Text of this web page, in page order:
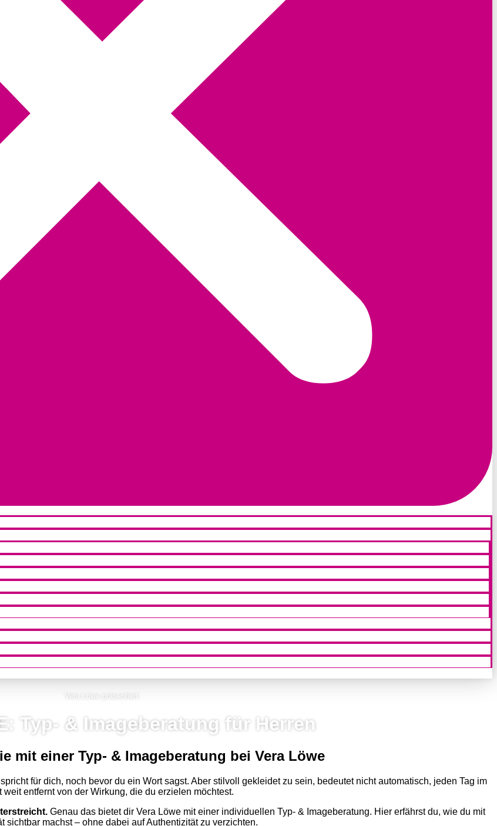
Vera Löwe präsentiert:
Typ- & Imageberatung für Herren
mit einer Typ- & Imageberatung bei Vera Löwe
für dich, noch bevor du ein Wort sagst. Aber stilvoll gekleidet zu sein, bedeutet nicht automa­tisch, jeden Tag im
entfernt von der Wirkung, die du erzielen möchtest.
Genau das bietet dir Vera Löwe mit einer individu­ellen Typ- & Image­ber­atung. Hier erfährst du, wie du mit
machst – ohne dabei auf Authen­tizität zu verzichten.